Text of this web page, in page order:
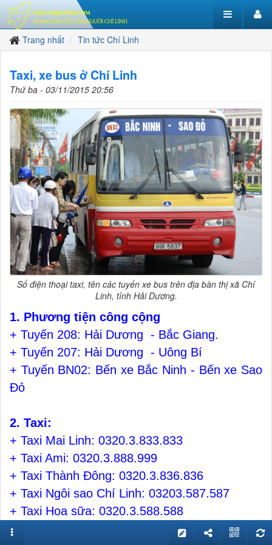
Trang nhất Tin tức Chí Linh
Taxi, xe bus ở Chí Linh
Thứ ba - 03/11/2015 20:56
Số điện thoại taxi, tên các tuyến xe bus trên địa bàn thị xã Chí
Linh, tỉnh Hải Dương.
1. Phương tiện công cộng
+ Tuyến 208: Hải Dương ­ - Bắc Giang.
+ Tuyến 207: Hải Dương - Uông Bí
+ Tuyến BN02: Bến xe Bắc Ninh - Bến xe Sao
Đỏ
2. Taxi:
+ Taxi Mai Linh: 0320.3.833.833
+ Taxi Ami: 0320.3.888.999
+ Taxi Thành Đông: 0320.3.836.836
+ Taxi Ngôi sao Chí Linh: 03203.587.587
+ Taxi Hoa sữa: 0320.3.588.588
+ Taxi Vic Hà Nội: 0320.3.580.580